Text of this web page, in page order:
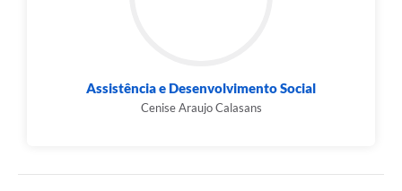
Assistência e Desenvolvimento Social
Cenise Araujo Calasans